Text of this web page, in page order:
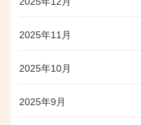
2025年11月
2025年10月
2025年9月